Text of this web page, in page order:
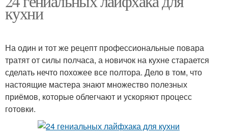
кухни
На один и тот же рецепт профессиональные повара
тратят от силы полчаса, а новичок на кухне старается
сделать нечто похожее все полтора. Дело в том, что
настоящие мастера знают множество полезных
приёмов, которые облегчают и ускоряют процесс
готовки.